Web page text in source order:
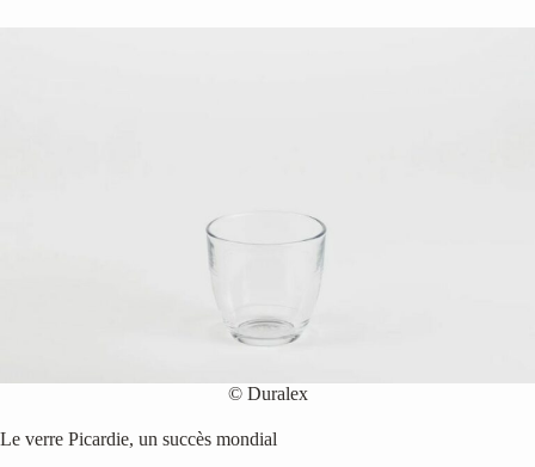
© Duralex
Le verre Picardie, un succès mondial